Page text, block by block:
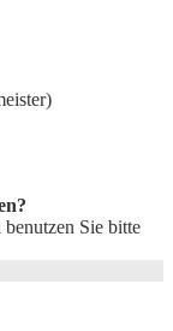
Sie bitte